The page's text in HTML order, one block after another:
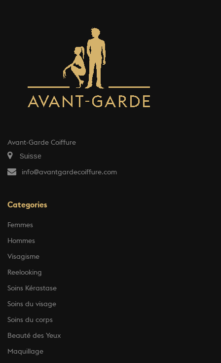
Avant-Garde Coiffure
Suisse
info@avantgardecoiffure.com
Categories
Femmes
Hommes
Visagisme
Reelooking
Soins Kérastase
Soins du visage
Soins du corps
Beauté des Yeux
Maquillage